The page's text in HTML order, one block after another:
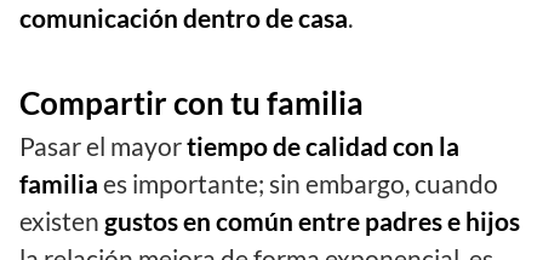
comunicación dentro de casa.
Compartir con tu familia
Pasar el mayortiempo de calidad con la
familia es importante; sin embargo, cuando
existen gustos en común entre padres e hijos